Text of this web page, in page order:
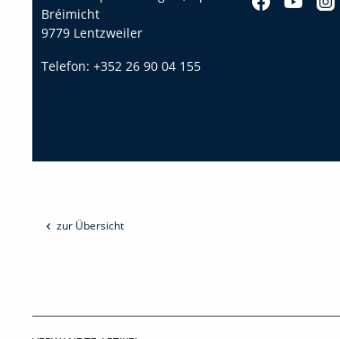
Bréimicht
9779 Lentzweiler
Telefon: +352 26 90 04 155
zur Übersicht